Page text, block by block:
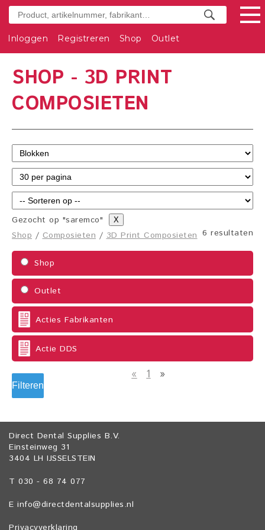
Inloggen Registreren Shop Outlet
SHOP - 3D PRINT
COMPOSIETEN
Gezocht op "saremco" X
6 resultaten
Shop /Composieten /3D Print Composieten
Shop
Outlet
Acties Fabrikanten
Actie DDS
Filteren
« 1 »
Direct Dental Supplies B.V.
Einsteinweg 31
3404 LH IJSSELSTEIN
T 030 - 68 74 077
E info@directdentalsupplies.nl
Privacyverklaring